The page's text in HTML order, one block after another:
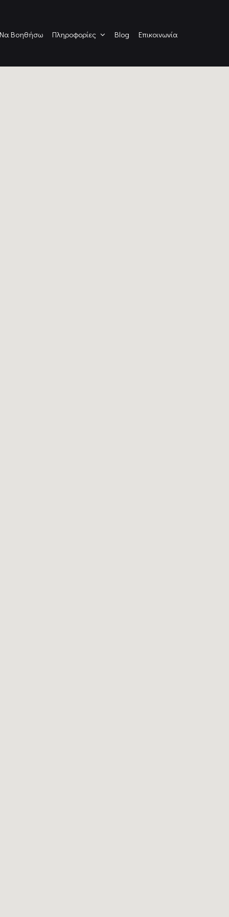
Βοηθήσω Πληροφορίες Blog Επικοινωνία